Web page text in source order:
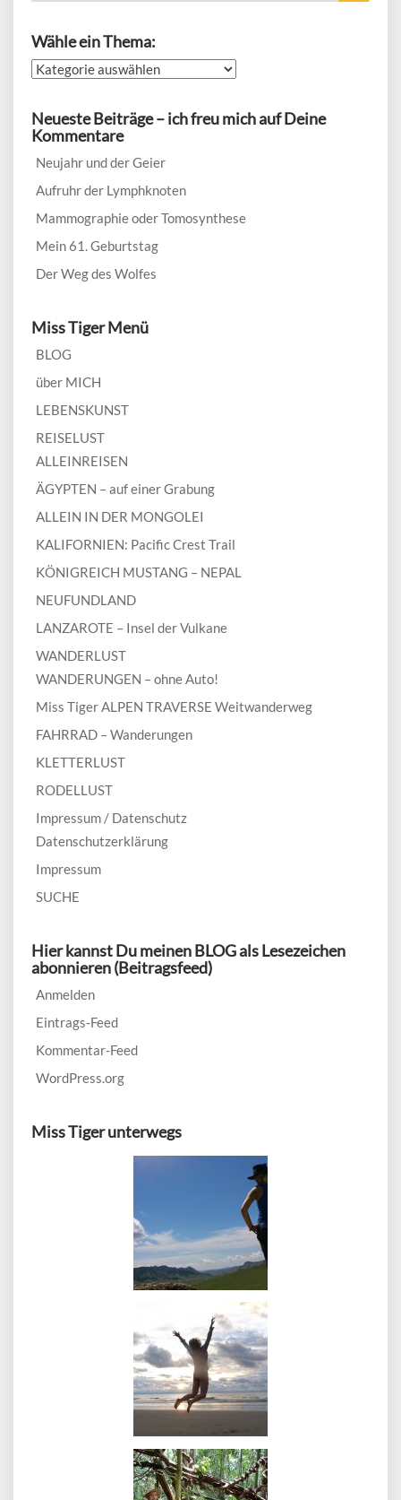
Wähle ein Thema:
Wähle
Neueste Beiträge – ich freu mich auf Deine
Kommentare
Neujahr und der Geier
Aufruhr der Lymphknoten
Mammographie oder Tomosynthese
Mein 61. Geburtstag
Der Weg des Wolfes
Miss Tiger Menü
BLOG
über MICH
LEBENSKUNST
REISELUST
ALLEINREISEN
ÄGYPTEN – auf einer Grabung
ALLEIN IN DER MONGOLEI
KALIFORNIEN: Pacific Crest Trail
KÖNIGREICH MUSTANG – NEPAL
NEUFUNDLAND
LANZAROTE – Insel der Vulkane
WANDERLUST
WANDERUNGEN – ohne Auto!
Miss Tiger ALPEN TRAVERSE Weitwanderweg
FAHRRAD – Wanderungen
KLETTERLUST
RODELLUST
Impressum / Datenschutz
Datenschutzerklärung
Impressum
SUCHE
Hier kannst Du meinen BLOG als Lesezeichen
abonnieren (Beitragsfeed)
Anmelden
Eintrags-Feed
Kommentar-Feed
WordPress.org
Miss Tiger unterwegs